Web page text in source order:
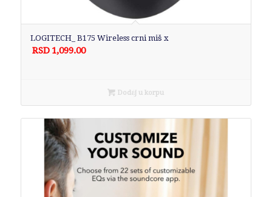
LOGITECH_ B175 Wireless crni miš x
RSD 1,099.00
Dodaj u korpu